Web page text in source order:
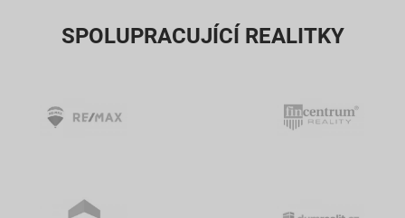
SPOLUPRACUJÍCÍ REALITKY